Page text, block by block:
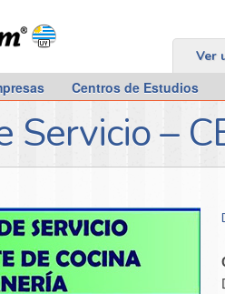
Ver
Centros de Estudios
–